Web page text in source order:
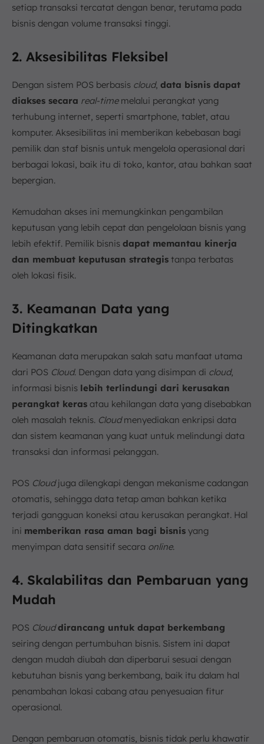
setiap transaksi tercatat dengan benar, terutama pada
bisnis dengan volume transaksi tinggi.
2. Aksesibilitas Fleksibel
Dengan sistem POS berbasis cloud, data bisnis dapat
diakses secara real-timemelalui perangkat yang
terhubung internet, seperti smartphone, tablet, atau
komputer. Aksesibilitas ini memberikan kebebasan bagi
pemilik dan staf bisnis untuk mengelola operasional dari
berbagai lokasi, baik itu di toko, kantor, atau bahkan saat
bepergian.
Kemudahan akses ini memungkinkan pengambilan
keputusan yang lebih cepat dan pengelolaan bisnis yang
lebih efektif. Pemilik bisnis dapat memantau kinerja
dan membuat keputusan strategis tanpa terbatas
oleh lokasi fisik.
3. Keamanan Data yang
Ditingkatkan
Keamanan data merupakan salah satu manfaat utama
dari POS Cloud. Dengan data yang disimpan di cloud,
informasi bisnis lebih terlindungi dari kerusakan
perangkat keras atau kehilangan data yang disebabkan
oleh masalah teknis. Cloudmenyediakan enkripsi data
dan sistem keamanan yang kuat untuk melindungi data
transaksi dan informasi pelanggan.
POS Cloudjuga dilengkapi dengan mekanisme cadangan
otomatis, sehingga data tetap aman bahkan ketika
terjadi gangguan koneksi atau kerusakan perangkat. Hal
ini memberikan rasa aman bagi bisnis yang
menyimpan data sensitif secara online.
4. Skalabilitas dan Pembaruan yang
Mudah
POS Cloud dirancang untuk dapat berkembang
seiring dengan pertumbuhan bisnis. Sistem ini dapat
dengan mudah diubah dan diperbarui sesuai dengan
kebutuhan bisnis yang berkembang, baik itu dalam hal
penambahan lokasi cabang atau penyesuaian fitur
operasional.
Dengan pembaruan otomatis, bisnis tidak perlu khawatir